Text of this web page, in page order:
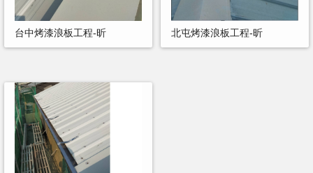
台中烤漆浪板工程-昕 北屯烤漆浪板工程-昕